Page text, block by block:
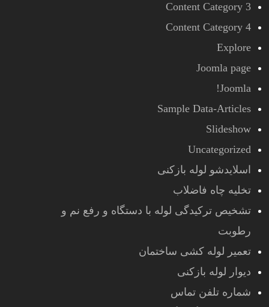
Content Category 3
Content Category 4
Explore
Joomla page
Joomla!
Sample Data-Articles
Slideshow
Uncategorized
اسلایدشو لوله بازکنی
تخلیه چاه فاضلاب
تشخیص ترکیدگی لوله با دستگاه و رفع نم و
رطوبت
تعمیر لوله کشی ساختمان
دیوار لوله بازکنی
شماره تلفن تماس